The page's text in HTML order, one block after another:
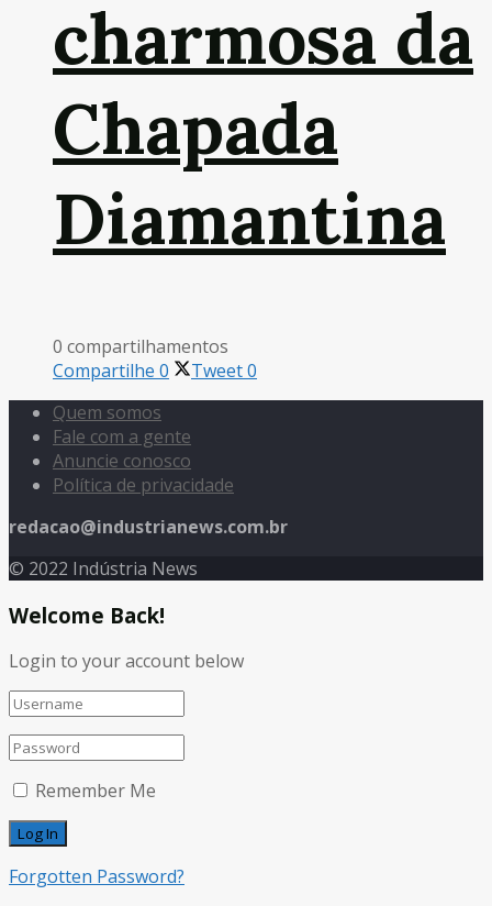
charmosa da
Chapada
Diamantina
0 compartilhamentos
Compartilhe 0 Tweet0
Quem somos
Fale com a gente
Anuncie conosco
Política de privacidade
redacao@industrianews.com.br
© 2022 Indústria News
Welcome Back!
Login to your account below
Remember Me
Forgotten Password?